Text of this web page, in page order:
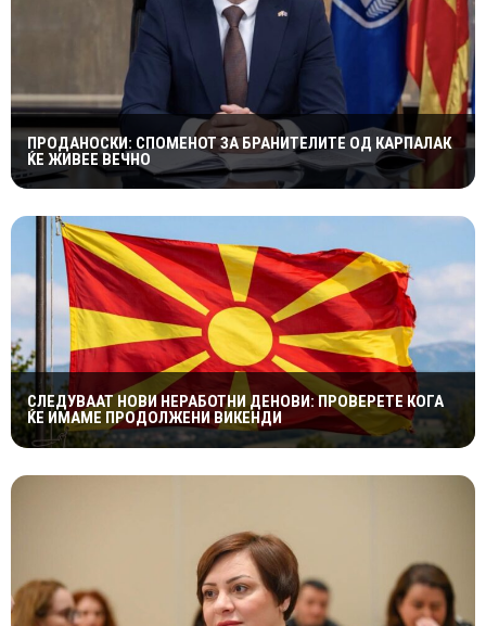
ПРОДАНОСКИ: СПОМЕНОТ ЗА БРАНИТЕЛИТЕ ОД КАРПАЛАК
ЌЕ ЖИВЕЕ ВЕЧНО
СЛЕДУВААТ НОВИ НЕРАБОТНИ ДЕНОВИ: ПРОВЕРЕТЕ КОГА
ЌЕ ИМАМЕ ПРОДОЛЖЕНИ ВИКЕНДИ